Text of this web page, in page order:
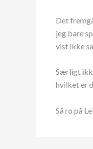
Det
jeg bare
vist ikke
Særligt
hvilket er
Så ro på